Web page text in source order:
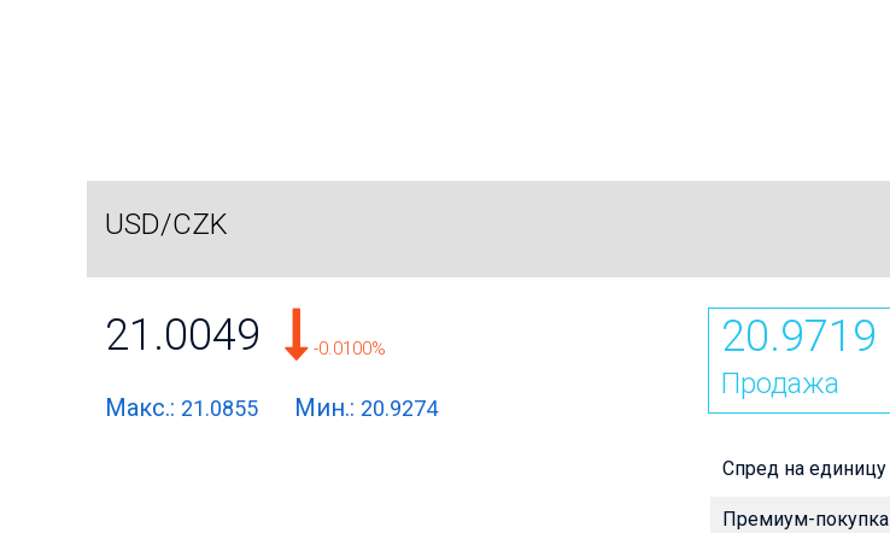
USD/CZK
21.0049 -0.0100%
Макс.: 21.0855 Мин.: 20.9274
20.9719
Продажа
Спред на единицу
Премиум-покупка